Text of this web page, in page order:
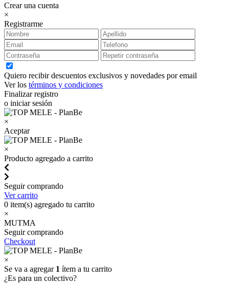
Crear una cuenta
×
Registrarme
Quiero recibir descuentos exclusivos y novedades por email
Ver los términos y condiciones
Finalizar registro
o iniciar sesión
×
Aceptar
×
Producto agregado a carrito
Seguir comprando
Ver carrito
0 item(s) agregado tu carrito
×
MUTMA
Seguir comprando
Checkout
×
Se va a agregar 1 ítem a tu carrito
¿Es para un colectivo?